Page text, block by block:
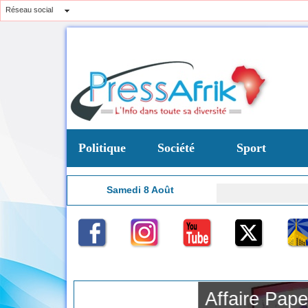
Réseau social
Politique Société Sport
Samedi 8 Août